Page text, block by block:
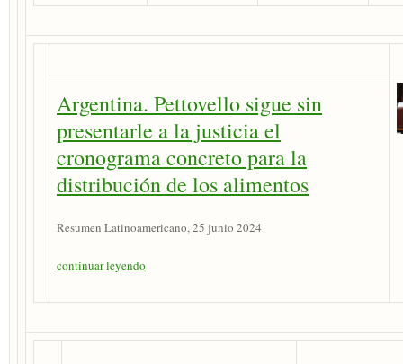
Argentina. Pettovello sigue sin
presentarle a la justicia el
cronograma concreto para la
distribución de los alimentos
Resumen Latinoamericano, 25 junio 2024
continuar leyendo